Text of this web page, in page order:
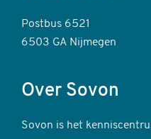
Postbus 6521
6503 GA Nijmegen
Over Sovon
Sovon is het